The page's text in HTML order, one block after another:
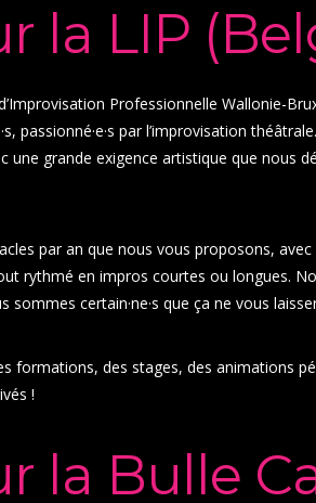
la LIP
Professionnelle Wallonie-
passionné·e·s par l’improvisation
une grande exigence artistique que nous
par an que nous vous proposons,
rythmé en impros courtes ou longues.
certain·ne·s que ça ne vous
formations, des stages, des animations
!
la Bulle